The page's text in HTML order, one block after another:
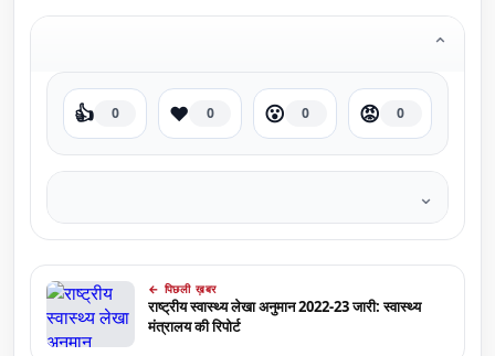
⌄
👍 0 ❤️ 0 😮 0 😡 0
⌄
← पिछली ख़बर
राष्ट्रीय स्वास्थ्य लेखा अनुमान 2022-23 जारी: स्वास्थ्य
मंत्रालय की रिपोर्ट